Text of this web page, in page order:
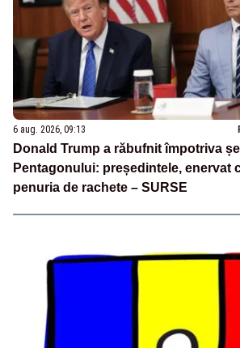
6 aug. 2026, 09:13
Donald Trump a răbufnit împotriva
Pentagonului: președintele, enervat
penuria de rachete – SURSE